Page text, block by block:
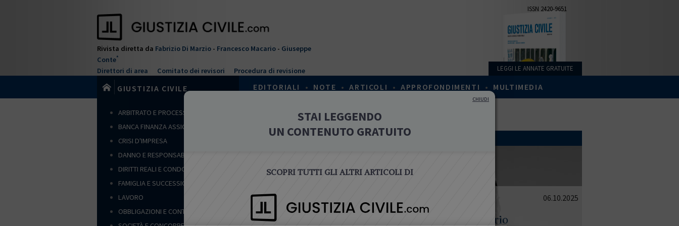
STAI LEGGENDO
UN CONTENUTO GRATUITO
CHIUDI
SCOPRI TUTTI GLI ALTRI ARTICOLI DI
Rivista diretta da Fabrizio Di Marzio - Francesco Macario - Giuseppe
Conte*
Direttori di area Comitato dei revisori Procedura di revisione
ISSN 2420-9651
LEGGI LE ANNATE GRATUITE
GIUSTIZIA CIVILE EDITORIALI • NOTE • ARTICOLI • APPROFONDIMENTI • MULTIMEDIA
u
s
q
i
Banca finanza assicurazioni
EDITORIALI
06.10.2025
Globale unionale locale nel mercato finanziario
ARBITRATO E PROCESSO CIVILE
BANCA FINANZA ASSICURAZIONI
CRISI D'IMPRESA
DANNO E RESPONSABILITÀ
DIRITTI REALI E CONDOMINIO
FAMIGLIA E SUCCESSIONI
LAVORO
OBBLIGAZIONI E CONTRATTI